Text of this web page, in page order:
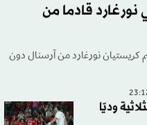
نورغارد قادما من
كريستيان نورغارد من آرسنال دون
وديّا